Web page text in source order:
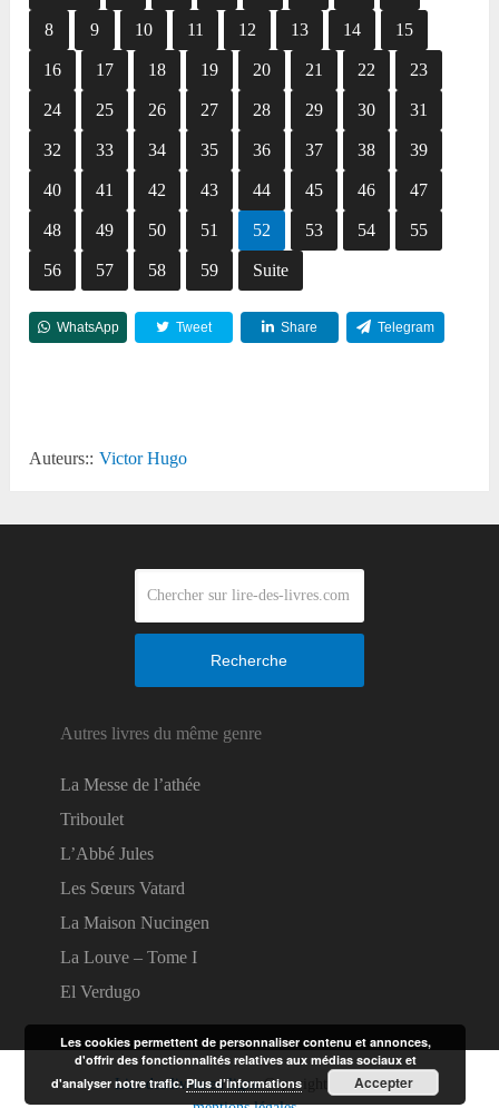
8 9 10 11 12 13 14 15
16 17 18 19 20 21 22 23
24 25 26 27 28 29 30 31
32 33 34 35 36 37 38 39
40 41 42 43 44 45 46 47
48 49 50 51 52 53 54 55
56 57 58 59 Suite
WhatsApp Tweet Share Telegram
Auteurs:: Victor Hugo
Recherche
Autres livres du même genre
La Messe de l’athée
Triboulet
L’Abbé Jules
Les Sœurs Vatard
La Maison Nucingen
La Louve – Tome I
El Verdugo
Lire des livres en ligneCopyright © 2026.
Les cookies permettent de personnaliser contenu et annonces,
d'offrir des fonctionnalités relatives aux médias sociaux et
d'analyser notre trafic.Plus d’informations Accepter